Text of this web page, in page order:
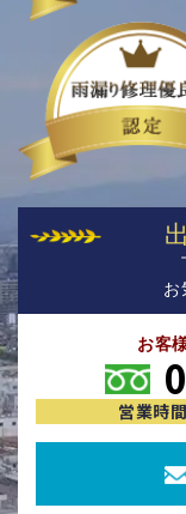
お
お客
営業時